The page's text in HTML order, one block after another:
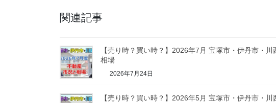
関連記事
【売り時？買い時？】2026年7月 宝塚市・伊丹市・川
相場
2026年7月24日
【売り時？買い時？】2026年5月 宝塚市・伊丹市・川